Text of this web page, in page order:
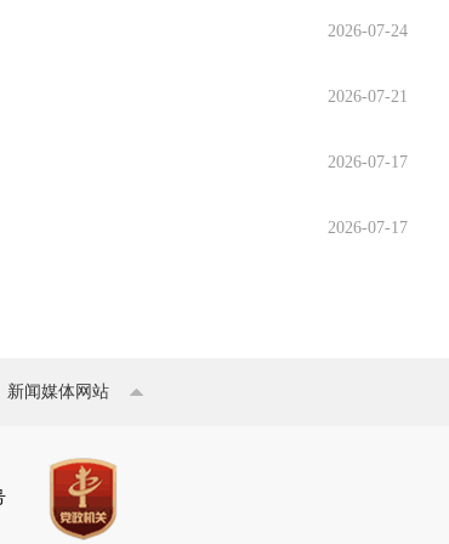
2026-07-24
2026-07-21
2026-07-17
2026-07-17
新闻媒体网站